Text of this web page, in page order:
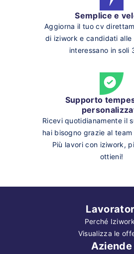
Semplice e
Aggiorna il tuo cv
di iziwork e candidati
interessano in soli
Supporto
Ricevi quotidianamente il
hai bisogno grazie al
Più lavori con iziwork,
ottieni!
Perché
Visualizza le
Aziende